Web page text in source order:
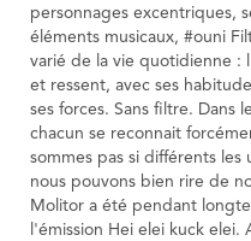
personnages excentriques,
éléments musicaux, #ouni
varié de la vie quotidienne :
et ressent, avec ses
ses forces. Sans filtre. Dans
chacun se reconnait
sommes pas si différents les
nous pouvons bien rire de
Molitor a été pendant
l'émission Hei elei kuck